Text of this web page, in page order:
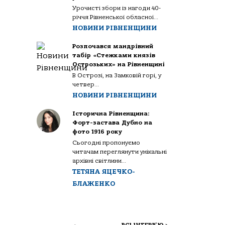
Урочисті збори із нагоди 40-
річчя Рівненської обласної...
НОВИНИ РІВНЕНЩИНИ
Розпочався мандрівний
табір «Стежками князів
Острозьких» на Рівненщині
В Острозі, на Замковій горі, у
четвер...
НОВИНИ РІВНЕНЩИНИ
Історична Рівненщина:
Форт-застава Дубно на
фото 1916 року
Сьогодні пропонуємо
читачам переглянути унікальні
архівні світлини...
ТЕТЯНА ЯЦЕЧКО-
БЛАЖЕНКО